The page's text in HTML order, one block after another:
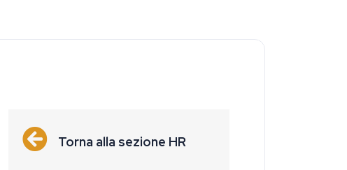
Torna alla sezione HR